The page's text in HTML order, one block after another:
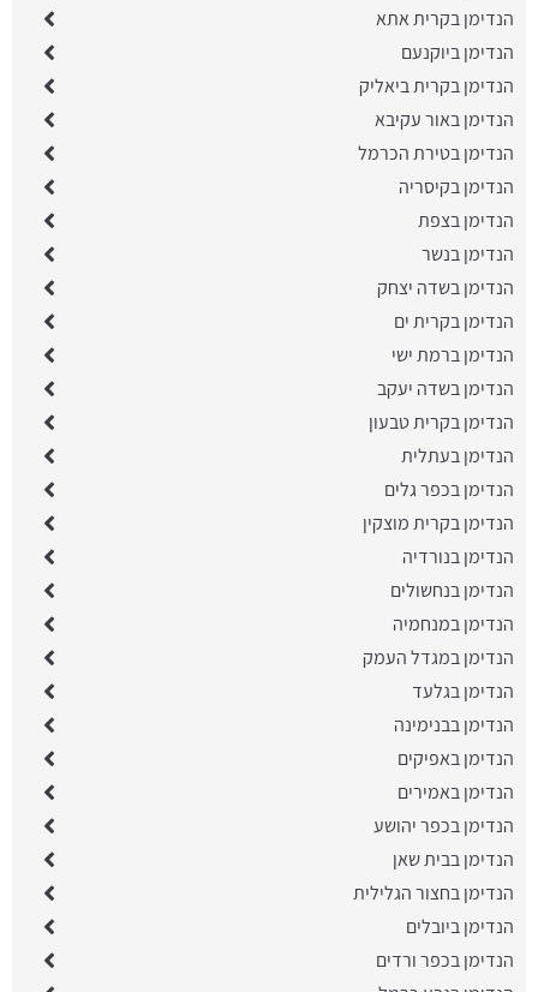
הנדימן בקרית אתא
הנדימן ביוקנעם
הנדימן בקרית ביאליק
הנדימן באור עקיבא
הנדימן בטירת הכרמל
הנדימן בקיסריה
הנדימן בצפת
הנדימן בנשר
הנדימן בשדה יצחק
הנדימן בקרית ים
הנדימן ברמת ישי
הנדימן בשדה יעקב
הנדימן בקרית טבעון
הנדימן בעתלית
הנדימן בכפר גלים
הנדימן בקרית מוצקין
הנדימן בנורדיה
הנדימן בנחשולים
הנדימן במנחמיה
הנדימן במגדל העמק
הנדימן בגלעד
הנדימן בבנימינה
הנדימן באפיקים
הנדימן באמירים
הנדימן בכפר יהושע
הנדימן בבית שאן
הנדימן בחצור הגלילית
הנדימן ביובלים
הנדימן בכפר ורדים